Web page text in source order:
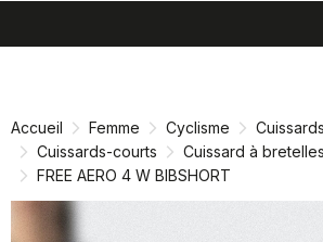
directement
navigation
directement
Accueil Femme Cyclisme
Cuissards-courts
Cuissard à bretelles
FREE AERO 4 W BIBSHORT